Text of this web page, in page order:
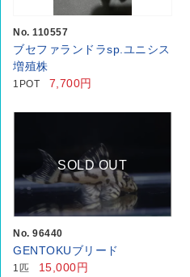
No. 110557
ブセファランドラsp.ユニシス
増殖株
1POT 7,700円
SOLD OUT
No. 96440
GENTOKUブリード
1匹 15,000円